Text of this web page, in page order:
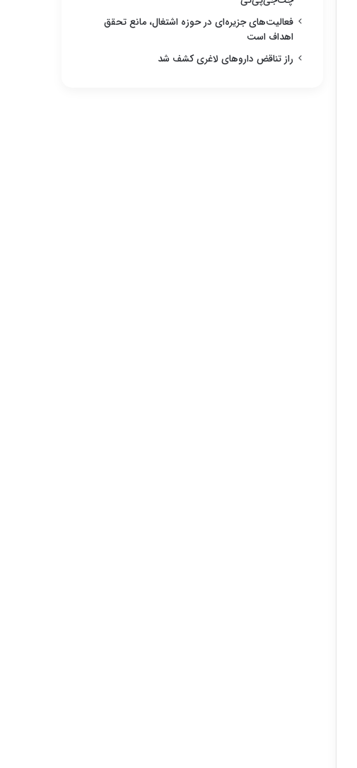
فعالیت‌های جزیره‌ای در حوزه اشتغال، مانع تحقق
اهداف است
راز تناقض داروهای لاغری کشف شد